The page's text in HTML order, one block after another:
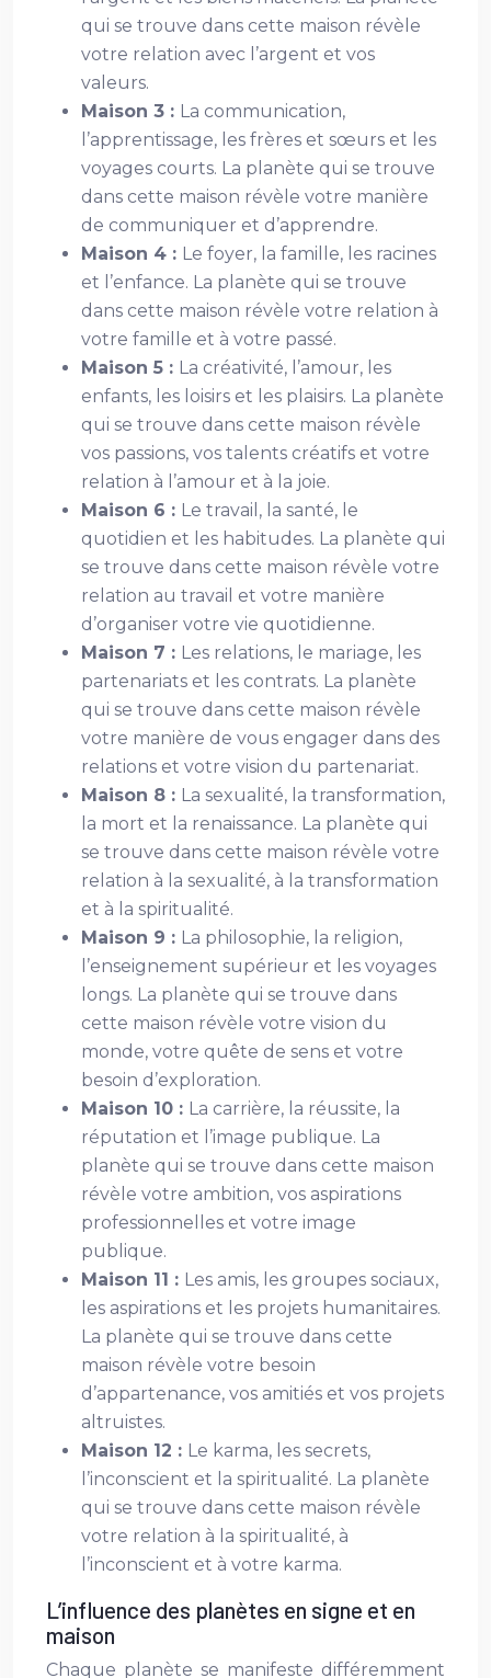
qui se trouve dans cette maison révèle
votre relation avec l’argent et vos
valeurs.
Maison 3 : La communication,
l’apprentissage, les frères et sœurs et les
voyages courts. La planète qui se trouve
dans cette maison révèle votre manière
de communiquer et d’apprendre.
Maison 4 : Le foyer, la famille, les racines
et l’enfance. La planète qui se trouve
dans cette maison révèle votre relation à
votre famille et à votre passé.
Maison 5 : La créativité, l’amour, les
enfants, les loisirs et les plaisirs. La planète
qui se trouve dans cette maison révèle
vos passions, vos talents créatifs et votre
relation à l’amour et à la joie.
Maison 6 : Le travail, la santé, le
quotidien et les habitudes. La planète qui
se trouve dans cette maison révèle votre
relation au travail et votre manière
d’organiser votre vie quotidienne.
Maison 7 : Les relations, le mariage, les
partenariats et les contrats. La planète
qui se trouve dans cette maison révèle
votre manière de vous engager dans des
relations et votre vision du partenariat.
Maison 8 : La sexualité, la transformation,
la mort et la renaissance. La planète qui
se trouve dans cette maison révèle votre
relation à la sexualité, à la transformation
et à la spiritualité.
Maison 9 : La philosophie, la religion,
l’enseignement supérieur et les voyages
longs. La planète qui se trouve dans
cette maison révèle votre vision du
monde, votre quête de sens et votre
besoin d’exploration.
Maison 10 : La carrière, la réussite, la
réputation et l’image publique. La
planète qui se trouve dans cette maison
révèle votre ambition, vos aspirations
professionnelles et votre image
publique.
Maison 11 : Les amis, les groupes sociaux,
les aspirations et les projets humanitaires.
La planète qui se trouve dans cette
maison révèle votre besoin
d’appartenance, vos amitiés et vos projets
altruistes.
Maison 12 : Le karma, les secrets,
l’inconscient et la spiritualité. La planète
qui se trouve dans cette maison révèle
votre relation à la spiritualité, à
l’inconscient et à votre karma.
L’influence des planètes en signe et en
maison
Chaque planète se manifeste différemment